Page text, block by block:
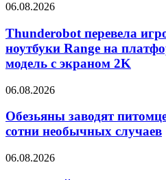
06.08.2026
Thunderobot перевела
ноутбуки Range на
модель с экраном 2K
06.08.2026
Обезьяны заводят
сотни необычных случаев
06.08.2026